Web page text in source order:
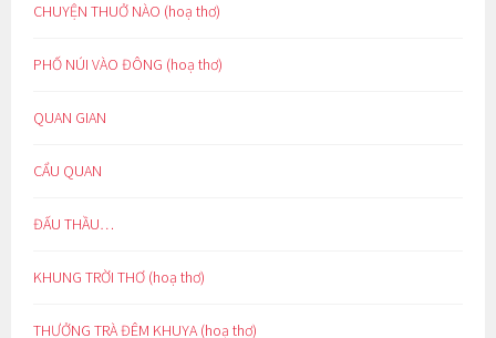
CHUYỆN THUỞ NÀO (hoạ thơ)
PHỐ NÚI VÀO ĐÔNG (hoạ thơ)
QUAN GIAN
CẨU QUAN
ĐẤU THẦU…
KHUNG TRỜI THƠ (hoạ thơ)
THƯỞNG TRÀ ĐÊM KHUYA (hoạ thơ)